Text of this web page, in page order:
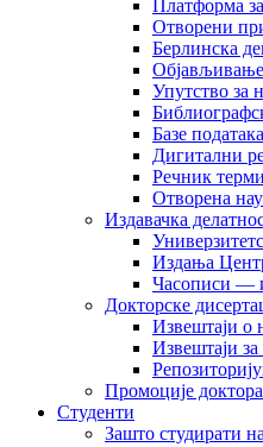
Платформа
Отворени
Берлинска
Упутство за
Базе
Дигитални
Рeчник
Отворена
Издавачка
Издања
Часописи —
Докторске
Извештаји о
Извештаји
Промоције
Студенти
Зашто студирати